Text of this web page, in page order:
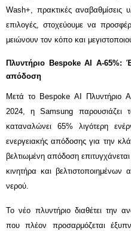
Wash+, πρακτικές αναβαθμίσεις
επιλογές, στοχεύουμε να
μειώνουν τον κόπο και
Πλυντήριο Bespoke AI A-65%:
απόδοση
Μετά το Bespoke AI Πλυντήριο
2024, η Samsung παρουσιάζει
καταναλώνει 65% λιγότερη
ενεργειακής απόδοσης για την
βελτιωμένη απόδοση
κινητήρα και
νερού.
Το νέο πλυντήριο διαθέτει την
που πλέον προσαρμόζεται